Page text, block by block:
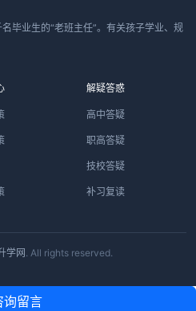
毕业生的“老班主任”。有关孩子学业、规
解疑答惑
高中答疑
职高答疑
技校答疑
补习复读
学网 . All rights reserved.
询留言